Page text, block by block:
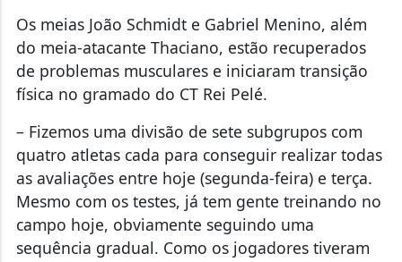
Os meias João Schmidt e Gabriel Menino, além
do meia-atacante Thaciano, estão recuperados
de problemas musculares e iniciaram transição
física no gramado do CT Rei Pelé.
– Fizemos uma divisão de sete subgrupos com
quatro atletas cada para conseguir realizar todas
as avaliações entre hoje (segunda-feira) e terça.
Mesmo com os testes, já tem gente treinando no
campo hoje, obviamente seguindo uma
sequência gradual. Como os jogadores tiveram